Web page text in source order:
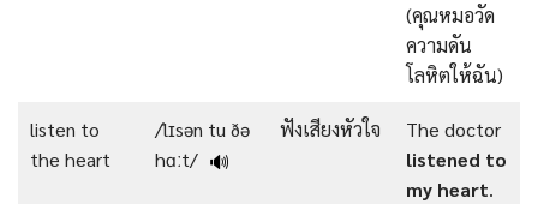
(คุณหมอวัด
ความดัน
โลหิตให้ฉัน)
listen to
the heart
/ˈlɪsən tu ðə
hɑːt/ 🔊
ฟังเสียงหัวใจ
The doctor
listened to
my heart.